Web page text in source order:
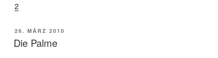
2
VERÖFFENTLICHT
AM
26. MÄRZ 2010
Die Palme